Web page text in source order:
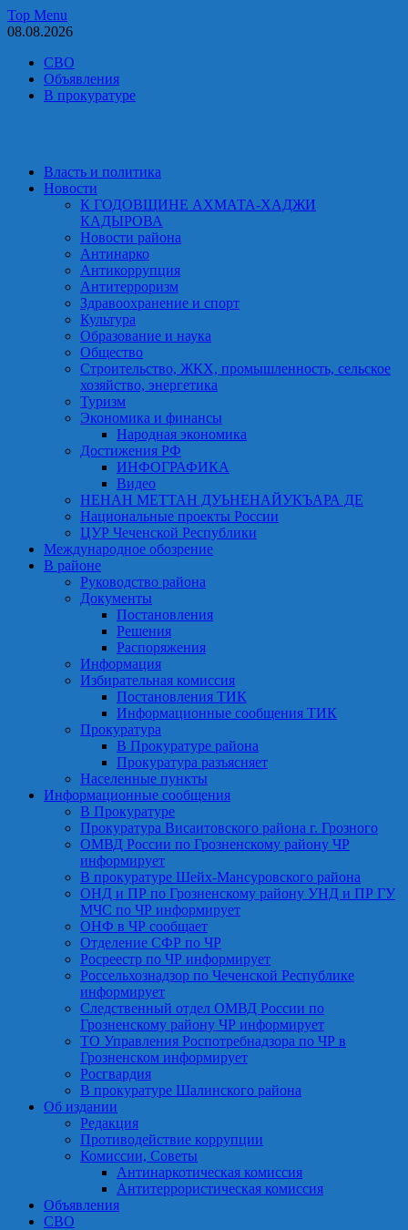
Skip
to
Top Menu
08.08.2026
СВО
Объявления
В прокуратуре
Власть и политика
Новости
К ГОДОВЩИНЕ АХМАТА-ХАДЖИ
КАДЫРОВА
Новости района
Антинарко
Антикоррупция
Антитерроризм
Здравоохранение и спорт
Культура
Образование и наука
Общество
Строительство, ЖКХ, промышленность, сельское
хозяйство, энергетика
Туризм
Экономика и финансы
Народная экономика
Достижения РФ
ИНФОГРАФИКА
Видео
НЕНАН МЕТТАН ДУЬНЕНАЙУКЪАРА ДЕ
Национальные проекты России
ЦУР Чеченской Республики
Международное обозрение
В районе
Руководство района
Документы
Постановления
Решения
Распоряжения
Информация
Избирательная комиссия
Постановления ТИК
Информационные сообщения ТИК
Прокуратура
В Прокуратуре района
Прокуратура разъясняет
Населенные пункты
Информационные сообщения
В Прокуратуре
Прокуратура Висаитовского района г. Грозного
ОМВД России по Грозненскому району ЧР
информирует
В прокуратуре Шейх-Мансуровского района
ОНД и ПР по Грозненскому району УНД и ПР ГУ
МЧС по ЧР информирует
ОНФ в ЧР сообщает
Отделение СФР по ЧР
Росреестр по ЧР информирует
Россельхознадзор по Чеченской Республике
информирует
Следственный отдел ОМВД России по
Грозненскому району ЧР информирует
ТО Управления Роспотребнадзора по ЧР в
Грозненском информирует
Росгвардия
В прокуратуре Шалинского района
Об издании
Редакция
Противодействие коррупции
Комиссии, Советы
Антинаркотическая комиссия
Антитеррористическая комиссия
Объявления
СВО